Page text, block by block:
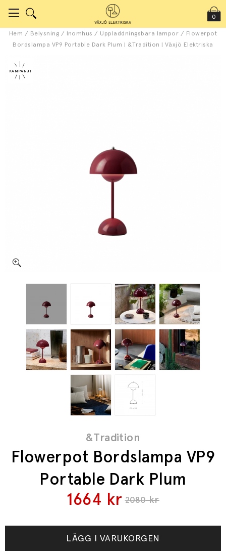
0
Hem / Belysning / Inomhus / Uppladdningsbara lampor / Flowerpot
Bordslampa VP9 Portable Dark Plum | &Tradition | Växjö Elektriska
&Tradition
Flowerpot Bordslampa VP9
Portable Dark Plum
2080kr
1664 kr
LÄGG I VARUKORGEN